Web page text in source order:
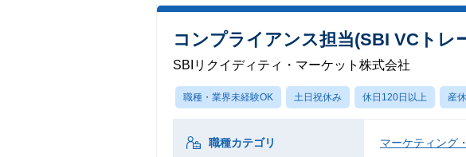
コンプライアンス担当(SBI VCト
SBIリクイディティ・マーケット株式会社
職種・業界未経験OK 土日祝休み 休日120日以上 産
職種カテゴリ マーケティング